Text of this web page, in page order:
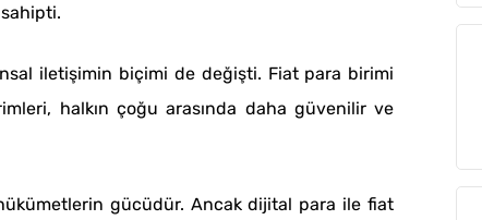
iletişimin biçimi de değişti. Fiat para birimi
halkın çoğu arasında daha güvenilir ve
gücüdür. Ancak dijital para ile fiat